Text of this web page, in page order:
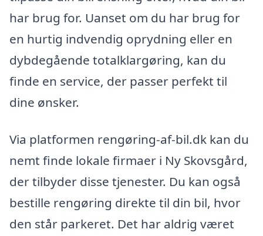
har brug for. Uanset om du har brug for
en hurtig indvendig oprydning eller en
dybdegående totalklargøring, kan du
finde en service, der passer perfekt til
dine ønsker.
Via platformen rengøring-af-bil.dk kan du
nemt finde lokale firmaer i Ny Skovsgård,
der tilbyder disse tjenester. Du kan også
bestille rengøring direkte til din bil, hvor
den står parkeret. Det har aldrig været